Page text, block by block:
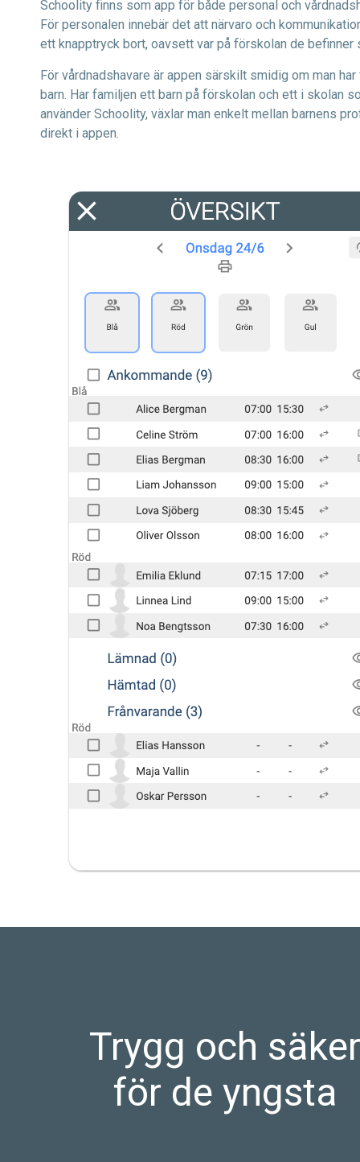
Schoolity finns som app för både personal och
För personalen innebär det att närvaro och
ett knapptryck bort, oavsett var på förskolan de befinner
För vårdnadshavare är appen särskilt smidig om man har
barn. Har familjen ett barn på förskolan och ett i skolan
använder Schoolity, växlar man enkelt mellan barnens
direkt i appen.
Trygg och säker
för de yngsta